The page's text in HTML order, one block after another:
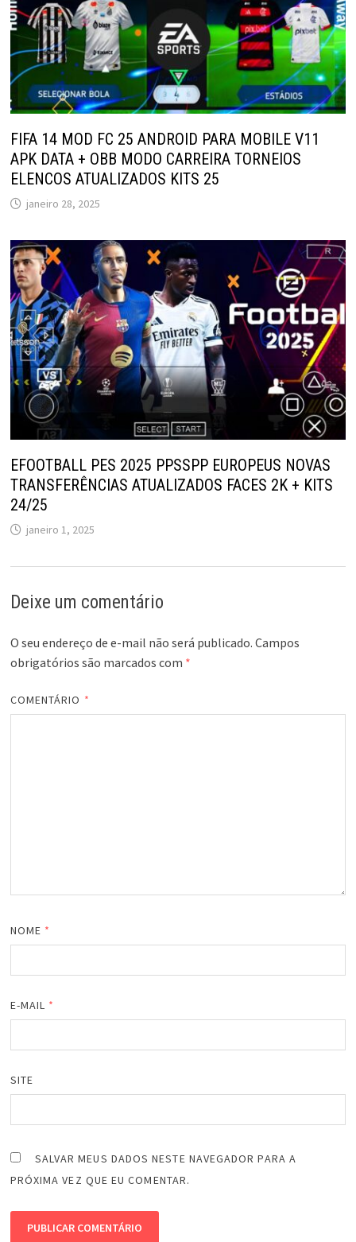
FIFA 14 MOD FC 25 ANDROID PARA MOBILE V11
APK DATA + OBB MODO CARREIRA TORNEIOS
ELENCOS ATUALIZADOS KITS 25
janeiro 28, 2025
EFOOTBALL PES 2025 PPSSPP EUROPEUS NOVAS
TRANSFERÊNCIAS ATUALIZADOS FACES 2K + KITS
24/25
janeiro 1, 2025
Deixe um comentário
O seu endereço de e-mail não será publicado. Campos
obrigatórios são marcados com *
COMENTÁRIO *
NOME *
E-MAIL *
SITE
SALVAR MEUS DADOS NESTE NAVEGADOR PARA A
PRÓXIMA VEZ QUE EU COMENTAR.